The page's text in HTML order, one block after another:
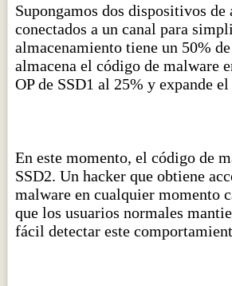
Supongamos dos dispositivos
conectados a un canal para
almacenamiento tiene un 50%
almacena el código de malware
OP de SSD1 al 25% y expande
En este momento, el código de
SSD2. Un hacker que obtiene
malware en cualquier momento
que los usuarios normales
fácil detectar este